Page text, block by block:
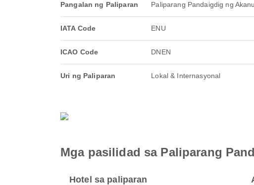
Pangalan ng Paliparan Paliparang Pandaigdig ng
IATA Code ENU
ICAO Code DNEN
Uri ng Paliparan Lokal & Internasyonal
Mga pasilidad sa Paliparang
Hotel sa paliparan